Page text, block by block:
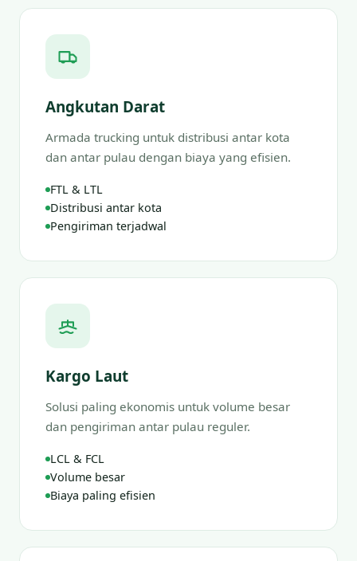
Angkutan Darat
Armada trucking untuk distribusi antar kota
dan antar pulau dengan biaya yang efisien.
FTL & LTL
Distribusi antar kota
Pengiriman terjadwal
Kargo Laut
Solusi paling ekonomis untuk volume besar
dan pengiriman antar pulau reguler.
LCL & FCL
Volume besar
Biaya paling efisien